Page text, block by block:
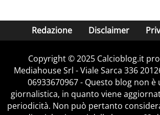
Redazione Disclaimer
Copyright © 2025 Calcioblog.it
Mediahouse Srl - Viale Sarca 336
06933670967 - Questo blog non è
giornalistica, in quanto viene
periodicità. Non può pertanto